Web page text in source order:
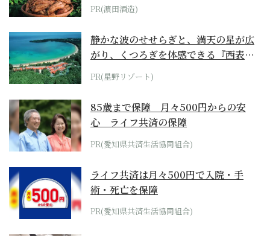
PR(濵田酒造)
静かな波のせせらぎと、満天の星が広
がり、くつろぎを体感できる『西表島
ホテル by...
PR(星野リゾート)
85歳まで保障 月々500円からの安
心 ライフ共済の保障
PR(愛知県共済生活協同組合)
ライフ共済は月々500円で入院・手
術・死亡を保障
PR(愛知県共済生活協同組合)